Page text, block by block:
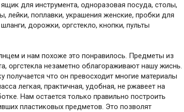
для инструмента, одноразовая посуда, столы,
лейки, поплавки, украшения женские, пробки для
дорожки, оргстекло, кнопки, пульты
и нам похоже это понравилось. Предметы из
оргстекла незаметно облагораживают нашу жиснь.
что он превосходит многие материалы
легкая, практичная, удобная, не ржавеет на
Нам остается только правильно построить
пластиковых предметов. Это позволят